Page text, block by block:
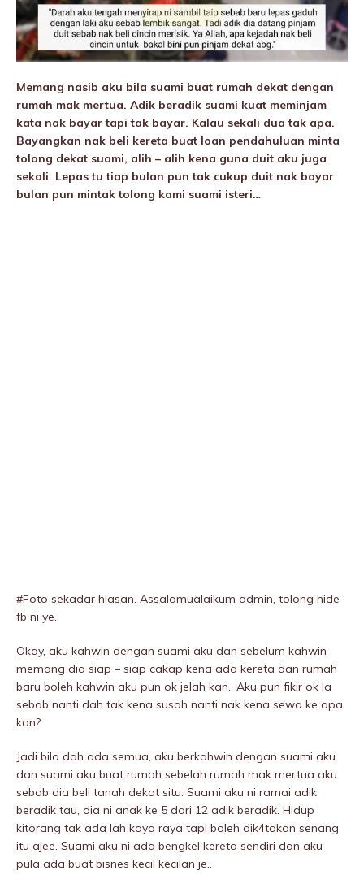
Memang nasib aku bila suami buat rumah dekat dengan
rumah mak mertua. Adik beradik suami kuat meminjam
kata nak bayar tapi tak bayar. Kalau sekali dua tak apa.
Bayangkan nak beli kereta buat loan pendahuluan minta
tolong dekat suami, alih – alih kena guna duit aku juga
sekali. Lepas tu tiap bulan pun tak cukup duit nak bayar
bulan pun mintak tolong kami suami isteri…
#Foto sekadar hiasan. Assalamualaikum admin, tolong hide
fb ni ye..
Okay, aku kahwin dengan suami aku dan sebelum kahwin
memang dia siap – siap cakap kena ada kereta dan rumah
baru boleh kahwin aku pun ok jelah kan.. Aku pun fikir ok la
sebab nanti dah tak kena susah nanti nak kena sewa ke apa
kan?
Jadi bila dah ada semua, aku berkahwin dengan suami aku
dan suami aku buat rumah sebeIah rumah mak mertua aku
sebab dia beli tanah dekat situ. Suami aku ni ramai adik
beradik tau, dia ni anak ke 5 dari 12 adik beradik. Hidup
kitorang tak ada lah kaya raya tapi boleh dik4takan senang
itu ajee. Suami aku ni ada bengkel kereta sendiri dan aku
pula ada buat bisnes kecil kecilan je..